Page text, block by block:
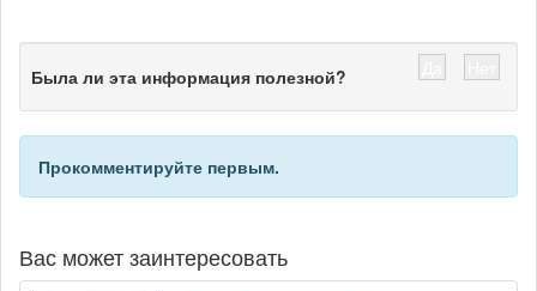
Была ли эта информация полезной?
Прокомментируйте первым.
Вас может заинтересовать